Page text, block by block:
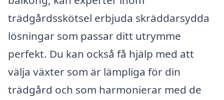
trädgårdsskötsel erbjuda skräddarsydda
lösningar som passar ditt utrymme
perfekt. Du kan också få hjälp med att
välja växter som är lämpliga för din
trädgård och som harmonierar med de